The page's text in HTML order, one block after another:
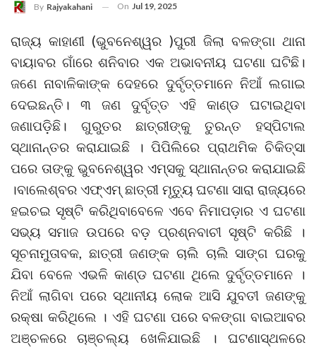
By Rajyakahani On Jul 19, 2025
ରାଜ୍ୟ କାହାଣୀ (ଭୁବନେଶ୍ୱର )ପୁରୀ ଜିଲା ବଳଙ୍ଗା ଥାନା
ବାୟାବର ଗାଁରେ ଶନିବାର ଏକ ଅଭାବନୀୟ ଘଟଣା ଘଟିଛି।
ଜଣେ ନାବାଳିକାଙ୍କ ଦେହରେ ଦୁର୍ବୃତ୍ତମାନେ ନିଆଁ ଲଗାଇ
ଦେଇଛନ୍ତି। ୩ ଜଣ ଦୁର୍ବୃତ୍ତ ଏହି କାଣ୍ଡ ଘଟାଇଥିବା
ଜଣାପଡ଼ିଛି। ଗୁରୁତର ଛାତ୍ରୀଙ୍କୁ ତୁରନ୍ତ ହସ୍ପିଟାଲ
ସ୍ଥାନାନ୍ତର କରାଯାଇଛି । ପିପିଲିରେ ପ୍ରାଥମିକ ଚିକିତ୍ସା
ପରେ ତାଙ୍କୁ ଭୁବନେଶ୍ୱର ଏମ୍ସକୁ ସ୍ଥାନାନ୍ତର କରାଯାଇଛି
।ବାଲେଶ୍ବର ଏଫ୍‌ଏମ୍‌ ଛାତ୍ରୀ ମୃତ୍ୟୁ ଘଟଣା ସାରା ରାଜ୍ୟରେ
ହଇଚଇ ସୃଷ୍ଟି କରିଥିବାବେଳେ ଏବେ ନିମାପଡ଼ାର ଏ ଘଟଣା
ସଭ୍ୟ ସମାଜ ଉପରେ ବଡ଼ ପ୍ରଶ୍ନବାଚୀ ସୃଷ୍ଟି କରିଛି ।
ସୂଚନାମୁତାବକ, ଛାତ୍ରୀ ଜଣଙ୍କ ଚାଲି ଚାଲି ସାଙ୍ଗ ଘରକୁ
ଯିବା ବେଳେ ଏଭଳି କାଣ୍ଡ ଘଟଣା ଥିଲେ ଦୁର୍ବୃତ୍ତମାନେ ।
ନିଆଁ ଲାଗିବା ପରେ ସ୍ଥାନୀୟ ଲୋକ ଆସି ଯୁବତୀ ଜଣଙ୍କୁ
ରକ୍ଷା କରିଥିଲେ । ଏହି ଘଟଣା ପରେ ବଳଙ୍ଗା ବାଇଆବର
ଅଞ୍ଚଳରେ ଚାଞ୍ଚଲ୍ୟ ଖେଳିଯାଇଛି । ଘଟଣାସ୍ଥଳରେ